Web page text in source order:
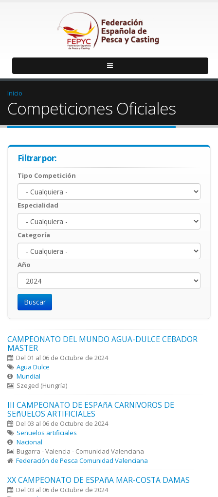
Inicio
Competiciones Oficiales
Filtrar por:
Tipo Competición
Especialidad
Categoría
Año
Año
Year
CAMPEONATO DEL MUNDO AGUA-DULCE CEBADOR
MASTER
Del 01 al 06 de Octubre de 2024
Agua Dulce
Mundial
Szeged (Hungría)
III CAMPEONATO DE ESPAñA CARNíVOROS DE
SEñUELOS ARTIFICIALES
Del 03 al 06 de Octubre de 2024
Señuelos artificiales
Nacional
Bugarra - Valencia - Comunidad Valenciana
Federación de Pesca Comunidad Valenciana
XX CAMPEONATO DE ESPAñA MAR-COSTA DAMAS
Del 03 al 06 de Octubre de 2024